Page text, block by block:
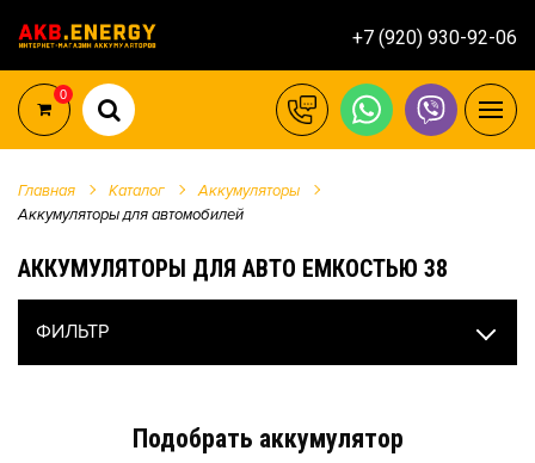
+7 (920) 930-92-06
0
Главная Каталог
Аккумуляторы
Аккумуляторы для автомобилей
АККУМУЛЯТОРЫ ДЛЯ АВТО ЕМКОСТЬЮ 38
ФИЛЬТР
Подобрать аккумулятор